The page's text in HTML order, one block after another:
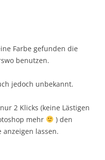
Farbe gefunden die
benutzen.
jedoch unbekannt.
2 Klicks (keine Lästigen
mehr
) den
anzeigen lassen.